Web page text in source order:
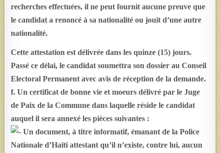
recherches effectuées, il ne peut fournit aucune preuve que
le candidat a renoncé à sa nationalité ou jouit d’une autre
nationalité.
Cette attestation est délivrée dans les quinze (15) jours.
Passé ce délai, le candidat soumettra son dossier au Conseil
Electoral Permanent avec avis de réception de la demande.
f. Un certificat de bonne vie et moeurs délivré par le Juge
de Paix de la Commune dans laquelle réside le candidat
auquel il sera annexé les pièces suivantes :
Un document, à titre informatif, émanant de la Police
Nationale d’Haïti attestant qu’il n’existe, contre lui, aucun